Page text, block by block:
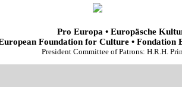
Pro Europa • Europäsche
Foundation for Culture • Fondation
President Committee of Patrons: H.R.H.